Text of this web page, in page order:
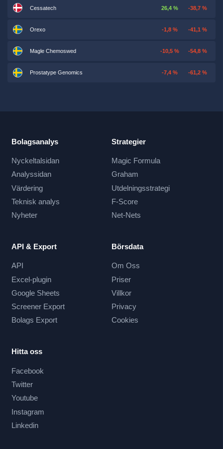
Cessatech 26,4 % -38,7 %
Orexo -1,8 % -41,1 %
Magle Chemoswed -10,5 % -54,8 %
Prostatype Genomics -7,4 % -61,2 %
Bolagsanalys
Nyckeltalsidan
Analyssidan
Värdering
Teknisk analys
Nyheter
Strategier
Magic Formula
Graham
Utdelningsstrategi
F-Score
Net-Nets
API & Export
API
Excel-plugin
Google Sheets
Screener Export
Bolags Export
Börsdata
Om Oss
Priser
Villkor
Privacy
Cookies
Hitta oss
Facebook
Twitter
Youtube
Instagram
Linkedin